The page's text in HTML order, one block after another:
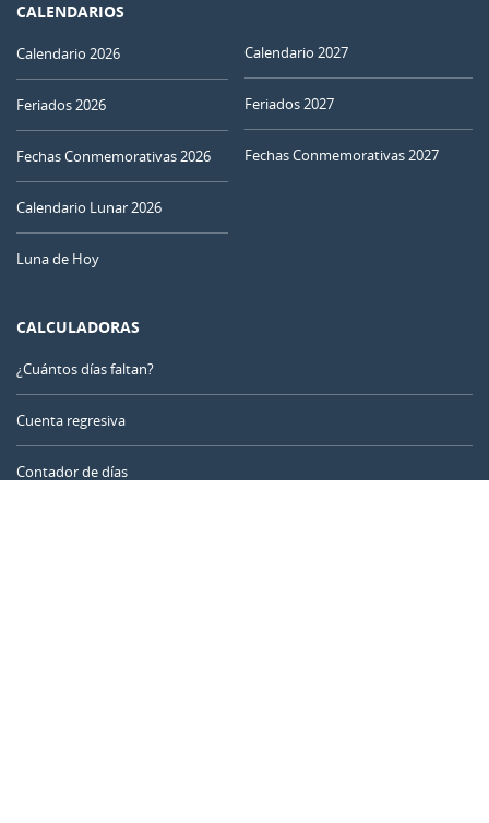
CALENDARIOS
Calendario 2026
Feriados 2026
Fechas Conmemorativas 2026
Calendario Lunar 2026
Luna de Hoy
Calendario 2027
Feriados 2027
Fechas Conmemorativas 2027
CALCULADORAS
¿Cuántos días faltan?
Cuenta regresiva
Contador de días